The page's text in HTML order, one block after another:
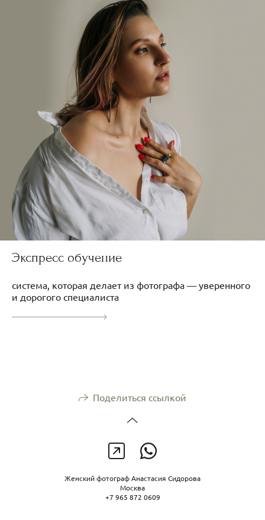
Экспресс обучение
система, которая делает из фотографа — уверенного
и дорогого специалиста
Поделиться ссылкой
Женский фотограф Анастасия Сидорова
Москва
+7 965 872 0609